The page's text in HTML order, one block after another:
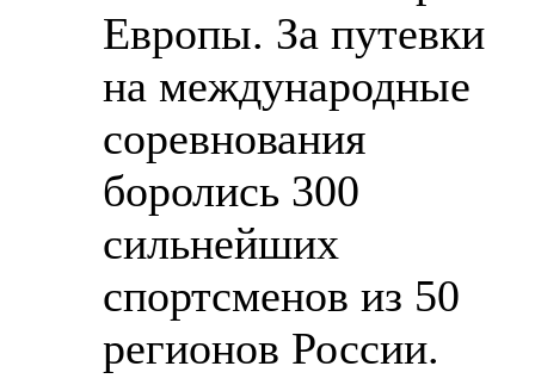
Европы. За путевки
на международные
соревнования
боролись 300
сильнейших
спортсменов из 50
регионов России.